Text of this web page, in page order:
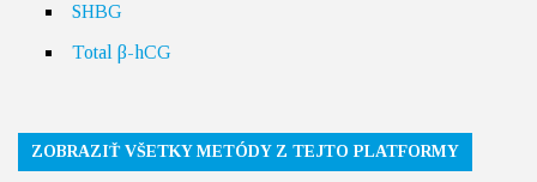
SHBG
Total β-hCG
ZOBRAZIŤ VŠETKY METÓDY Z TEJTO PLATFORMY